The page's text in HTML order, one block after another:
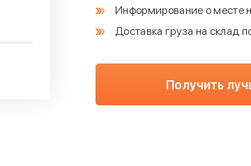
Информирование о месте
Доставка груза на склад
Получить